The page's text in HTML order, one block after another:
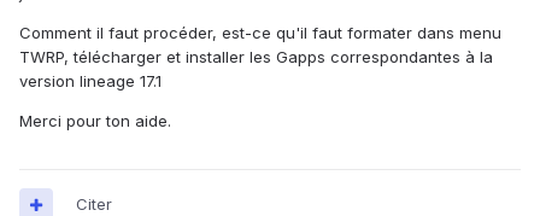
Comment il faut procéder, est-ce qu'il faut formater dans menu
TWRP, télécharger et installer les Gapps correspondantes à la
version lineage 17.1
Merci pour ton aide.
Citer